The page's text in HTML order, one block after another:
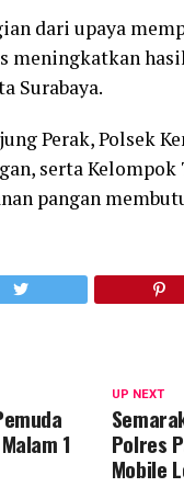
dari upaya
meningkatkan
Surabaya.
Perak, Polsek
serta
pangan
UP NEXT
Polres
Mobile
1